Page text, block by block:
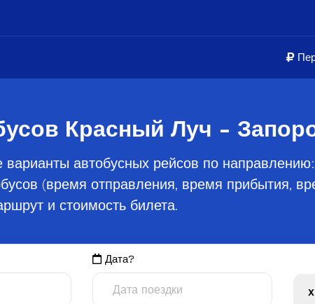
Красный Луч -
автобусных рейсов по
(время отправления, время прибытия,
и стоимость билета.
Дата?